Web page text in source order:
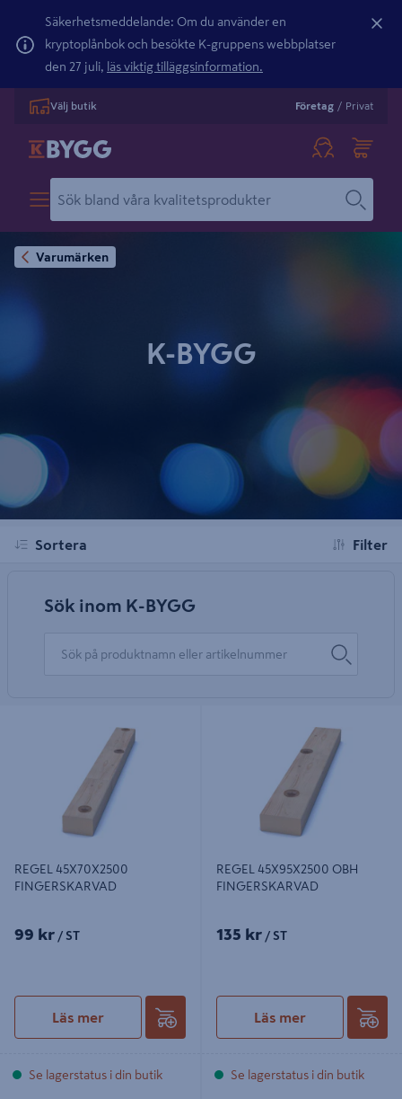
Säkerhetsmeddelande: Om du använder en
kryptoplånbok och besökte K-gruppens webbplatser
den 27 juli, läs viktig tilläggsinformation.
Välj butik Företag / Privat
Varumärken
K-BYGG
Sortera Filter
Sök inom K-BYGG
REGEL 45X70X2500
FINGERSKARVAD
99 kr / ST
Läs mer
Se lagerstatus i din butik
REGEL 45X95X2500 OBH
FINGERSKARVAD
135 kr / ST
Läs mer
Se lagerstatus i din butik